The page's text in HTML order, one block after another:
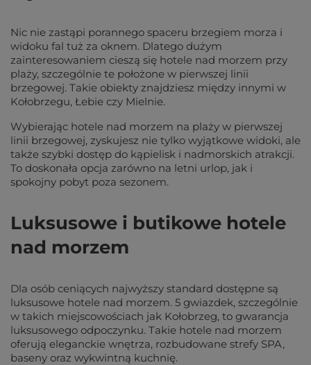
Nic nie zastąpi porannego spaceru brzegiem morza i
widoku fal tuż za oknem. Dlatego dużym
zainteresowaniem cieszą się hotele nad morzem przy
plaży, szczególnie te położone w pierwszej linii
brzegowej. Takie obiekty znajdziesz między innymi w
Kołobrzegu, Łebie czy Mielnie.
Wybierając hotele nad morzem na plaży w pierwszej
linii brzegowej, zyskujesz nie tylko wyjątkowe widoki, ale
także szybki dostęp do kąpielisk i nadmorskich atrakcji.
To doskonała opcja zarówno na letni urlop, jak i
spokojny pobyt poza sezonem.
Luksusowe i butikowe hotele
nad morzem
Dla osób ceniących najwyższy standard dostępne są
luksusowe hotele nad morzem. 5 gwiazdek, szczególnie
w takich miejscowościach jak Kołobrzeg, to gwarancja
luksusowego odpoczynku. Takie hotele nad morzem
oferują eleganckie wnętrza, rozbudowane strefy SPA,
baseny oraz wykwintną kuchnię.